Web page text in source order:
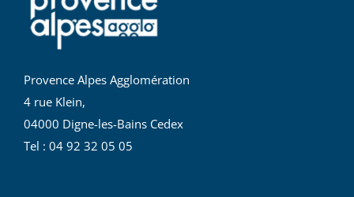
Provence Alpes Agglomération
4 rue Klein,
04000 Digne-les-Bains Cedex
Tel : 04 92 32 05 05